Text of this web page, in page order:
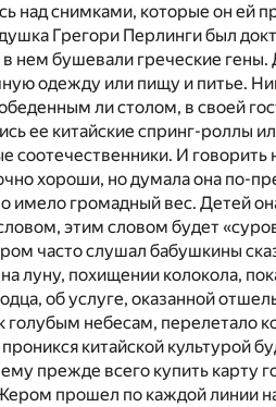
над снимками, которые он ей
Грегори Перлинги был
нем бушевали греческие
одежду или пищу и питье.
ли столом, в своей
ее китайские спринг-роллы
соотечественники. И
хороши, но думала она по-
имело громадный вес. Детей
этим словом будет
часто слушал бабушкины
луну, похищении колокола,
об услуге, оказанной
голубым небесам, перелетало
китайской культурой
прежде всего купить карту
прошел по каждой линии